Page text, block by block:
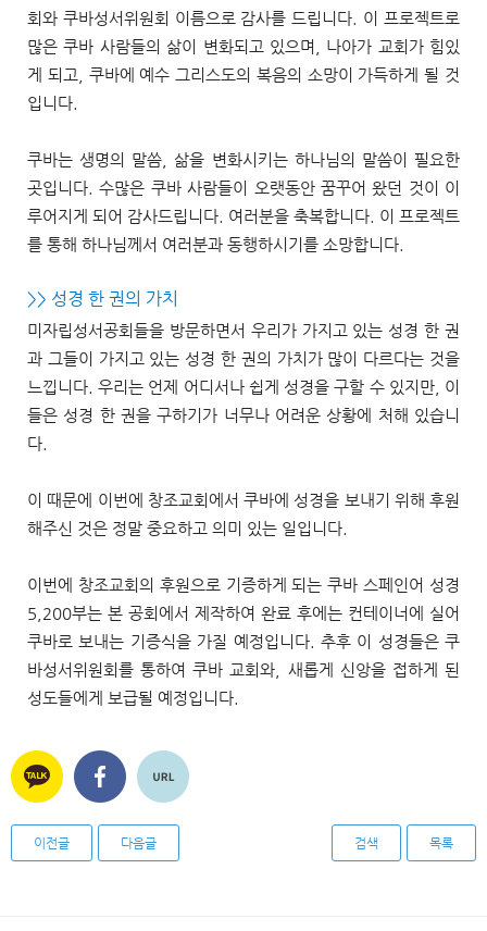
회와 쿠바성서위원회 이름으로 감사를 드립니다. 이 프로젝트로
많은 쿠바 사람들의 삶이 변화되고 있으며, 나아가 교회가 힘있
게 되고, 쿠바에 예수 그리스도의 복음의 소망이 가득하게 될 것
입니다.
쿠바는 생명의 말씀, 삶을 변화시키는 하나님의 말씀이 필요한
곳입니다. 수많은 쿠바 사람들이 오랫동안 꿈꾸어 왔던 것이 이
루어지게 되어 감사드립니다. 여러분을 축복합니다. 이 프로젝트
를 통해 하나님께서 여러분과 동행하시기를 소망합니다.
>> 성경 한 권의 가치
미자립성서공회들을 방문하면서 우리가 가지고 있는 성경 한 권
과 그들이 가지고 있는 성경 한 권의 가치가 많이 다르다는 것을
느낍니다. 우리는 언제 어디서나 쉽게 성경을 구할 수 있지만, 이
들은 성경 한 권을 구하기가 너무나 어려운 상황에 처해 있습니
다.
이 때문에 이번에 창조교회에서 쿠바에 성경을 보내기 위해 후원
해주신 것은 정말 중요하고 의미 있는 일입니다.
이번에 창조교회의 후원으로 기증하게 되는 쿠바 스페인어 성경
5,200부는 본 공회에서 제작하여 완료 후에는 컨테이너에 실어
쿠바로 보내는 기증식을 가질 예정입니다. 추후 이 성경들은 쿠
바성서위원회를 통하여 쿠바 교회와, 새롭게 신앙을 접하게 된
성도들에게 보급될 예정입니다.
이전글 다음글 검색 목록